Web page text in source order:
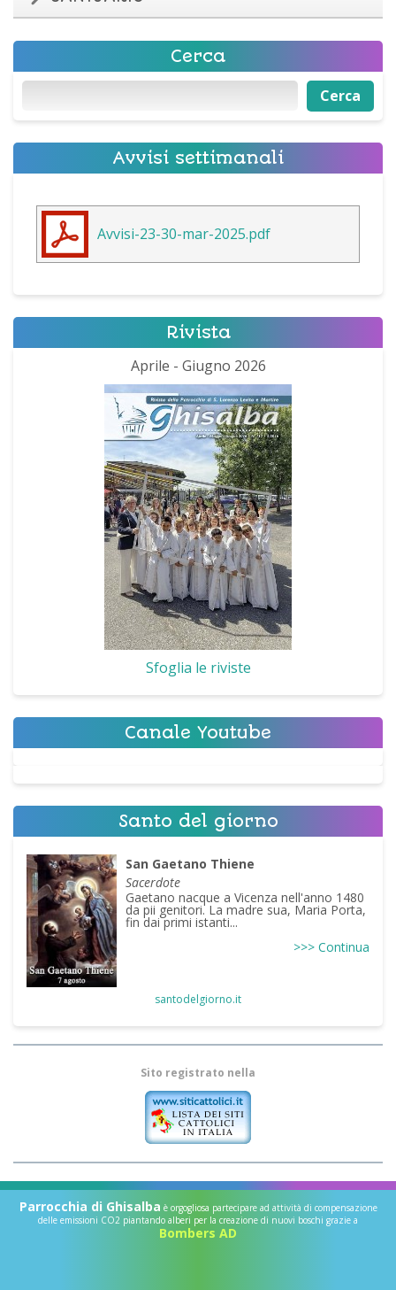
Cerca
Cerca Cerca
Avvisi settimanali
Avvisi-23-30-mar-2025.pdf
Rivista
Aprile - Giugno 2026
Sfoglia le riviste
Canale Youtube
Santo del giorno
San Gaetano Thiene
Sacerdote
Gaetano nacque a Vicenza nell'anno 1480
da pii genitori. La madre sua, Maria Porta,
fin dai primi istanti...
>>> Continua
santodelgiorno.it
Sito registrato nella
Parrocchia di Ghisalba è orgogliosa partecipare ad attività di compensazione
delle emissioni CO2 piantando alberi per la creazione di nuovi boschi grazie a
Bombers AD